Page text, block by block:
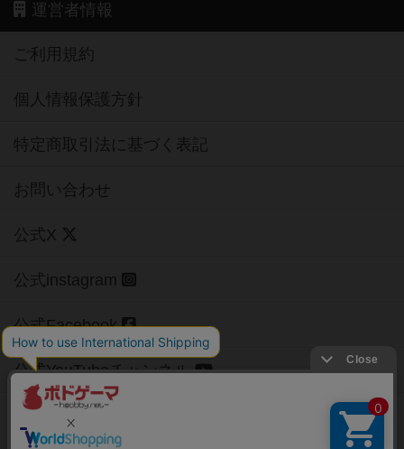
運営者情報
ご利用規約
個人情報保護方針
特定商取引法に基づく表記
お問い合わせ
公式X
公式instagram
公式Facebook
公式YouTubeチャンネル